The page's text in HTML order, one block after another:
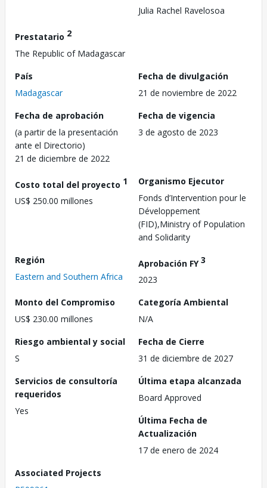
Julia Rachel Ravelosoa
Prestatario 2
The Republic of Madagascar
País
Madagascar
Fecha de divulgación
21 de noviembre de 2022
Fecha de aprobación
(a partir de la presentación
ante el Directorio)
21 de diciembre de 2022
Fecha de vigencia
3 de agosto de 2023
Costo total del proyecto 1
US$ 250.00 millones
Organismo Ejecutor
Fonds d’Intervention pour le
Développement
(FID),Ministry of Population
and Solidarity
Región
Eastern and Southern Africa
Aprobación FY3
2023
Monto del Compromiso
US$ 230.00 millones
Categoría Ambiental
N/A
Riesgo ambiental y social
S
Fecha de Cierre
31 de diciembre de 2027
Servicios de consultoría
requeridos
Yes
Última etapa alcanzada
Board Approved
Última Fecha de
Actualización
17 de enero de 2024
Associated Projects